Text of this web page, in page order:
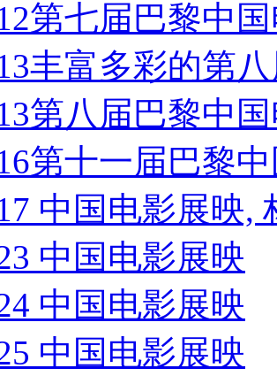
第七届巴黎中
丰富多彩的第
第八届巴黎中
第十一届巴黎
中国电影展映,
中国电影展映
中国电影展映
中国电影展映